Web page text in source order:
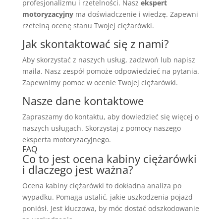
profesjonalizmu i rzetelności. Nasz ekspert
motoryzacyjnyma doświadczenie i wiedzę. Zapewni
rzetelną ocenę stanu Twojej ciężarówki.
Jak skontaktować się z nami?
Aby skorzystać z naszych usług, zadzwoń lub napisz
maila. Nasz zespół pomoże odpowiedzieć na pytania.
Zapewnimy pomoc w ocenie Twojej ciężarówki.
Nasze dane kontaktowe
Zapraszamy do kontaktu, aby dowiedzieć się więcej o
naszych usługach. Skorzystaj z pomocy naszego
eksperta motoryzacyjnego.
FAQ
Co to jest ocena kabiny ciężarówki
i dlaczego jest ważna?
Ocena kabiny ciężarówki to dokładna analiza po
wypadku. Pomaga ustalić, jakie uszkodzenia pojazd
poniósł. Jest kluczowa, by móc dostać odszkodowanie